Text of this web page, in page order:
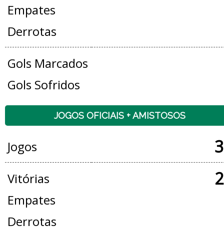
Empates
Derrotas
Gols Marcados
Gols Sofridos
JOGOS OFICIAIS + AMISTOSOS
Jogos
Vitórias
Empates
Derrotas